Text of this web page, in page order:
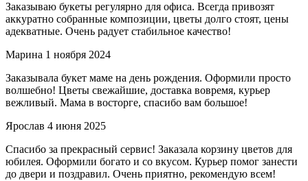
Заказываю букеты регулярно для офиса. Всегда привозят
аккуратно собранные композиции, цветы долго стоят, цены
адекватные. Очень радует стабильное качество!
Марина 1 ноября 2024
Заказывала букет маме на день рождения. Оформили просто
волшебно! Цветы свежайшие, доставка вовремя, курьер
вежливый. Мама в восторге, спасибо вам большое!
Ярослав 4 июня 2025
Спасибо за прекрасный сервис! Заказала корзину цветов для
юбилея. Оформили богато и со вкусом. Курьер помог занести
до двери и поздравил. Очень приятно, рекомендую всем!